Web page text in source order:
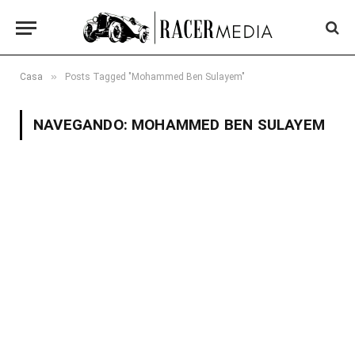
Casa » Posts Tagged "Mohammed Ben Sulayem"
NAVEGANDO: MOHAMMED BEN SULAYEM